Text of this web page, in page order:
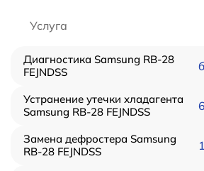
Услуга
Диагностика Samsung RB-28
FEJNDSS
Устранение утечки хладагента
Samsung RB-28 FEJNDSS
Замена дефростера Samsung
RB-28 FEJNDSS